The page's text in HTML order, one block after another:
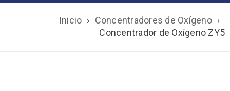
Inicio › Concentradores de Oxígeno ›
Concentrador de Oxígeno ZY5